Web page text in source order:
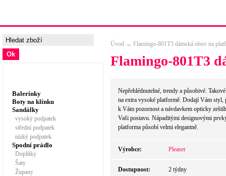
Balerínky
Boty na klínku
Sandálky
vysoký podpatek
střední podpatek
nízký podpatek
Spodní prádlo
Doplňky
Šaty
Župany
Úvod → Flamingo-801T3 dámská obuv na
Flamingo-801T3
Nepřehlédnutelné, trendy a působivé.
na extra vysoké platformě. Dodají Vám styl,
k Vám pozornost a návdavkem opticky
Vaši postavu. Nápaditými designovými
platforma působí velmi elegantně.
Výrobce: Pleaser
Dostupnost: 2 týdny